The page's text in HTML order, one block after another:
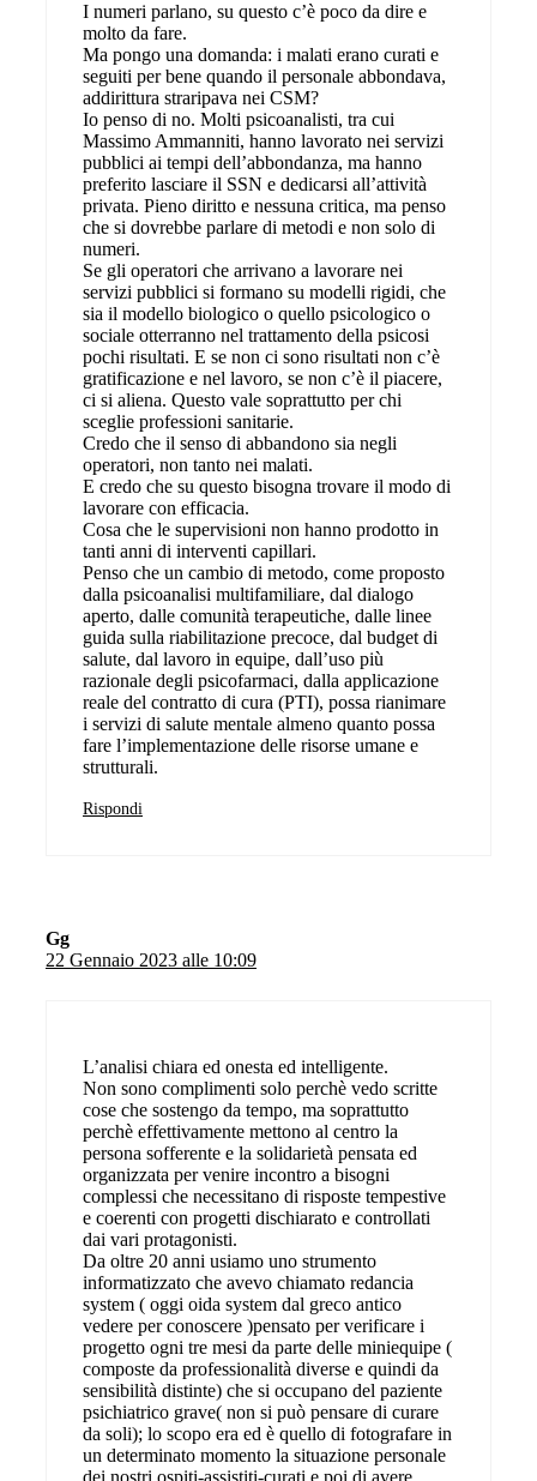
I numeri parlano, su questo c’è poco da dire e
molto da fare.
Ma pongo una domanda: i malati erano curati e
seguiti per bene quando il personale abbondava,
addirittura straripava nei CSM?
Io penso di no. Molti psicoanalisti, tra cui
Massimo Ammanniti, hanno lavorato nei servizi
pubblici ai tempi dell’abbondanza, ma hanno
preferito lasciare il SSN e dedicarsi all’attività
privata. Pieno diritto e nessuna critica, ma penso
che si dovrebbe parlare di metodi e non solo di
numeri.
Se gli operatori che arrivano a lavorare nei
servizi pubblici si formano su modelli rigidi, che
sia il modello biologico o quello psicologico o
sociale otterranno nel trattamento della psicosi
pochi risultati. E se non ci sono risultati non c’è
gratificazione e nel lavoro, se non c’è il piacere,
ci si aliena. Questo vale soprattutto per chi
sceglie professioni sanitarie.
Credo che il senso di abbandono sia negli
operatori, non tanto nei malati.
E credo che su questo bisogna trovare il modo di
lavorare con efficacia.
Cosa che le supervisioni non hanno prodotto in
tanti anni di interventi capillari.
Penso che un cambio di metodo, come proposto
dalla psicoanalisi multifamiliare, dal dialogo
aperto, dalle comunità terapeutiche, dalle linee
guida sulla riabilitazione precoce, dal budget di
salute, dal lavoro in equipe, dall’uso più
razionale degli psicofarmaci, dalla applicazione
reale del contratto di cura (PTI), possa rianimare
i servizi di salute mentale almeno quanto possa
fare l’implementazione delle risorse umane e
strutturali.
Rispondi
Gg
22 Gennaio 2023 alle 10:09
L’analisi chiara ed onesta ed intelligente.
Non sono complimenti solo perchè vedo scritte
cose che sostengo da tempo, ma soprattutto
perchè effettivamente mettono al centro la
persona sofferente e la solidarietà pensata ed
organizzata per venire incontro a bisogni
complessi che necessitano di risposte tempestive
e coerenti con progetti dischiarato e controllati
dai vari protagonisti.
Da oltre 20 anni usiamo uno strumento
informatizzato che avevo chiamato redancia
system ( oggi oida system dal greco antico
vedere per conoscere )pensato per verificare i
progetto ogni tre mesi da parte delle miniequipe (
composte da professionalità diverse e quindi da
sensibilità distinte) che si occupano del paziente
psichiatrico grave( non si può pensare di curare
da soli); lo scopo era ed è quello di fotografare in
un determinato momento la situazione personale